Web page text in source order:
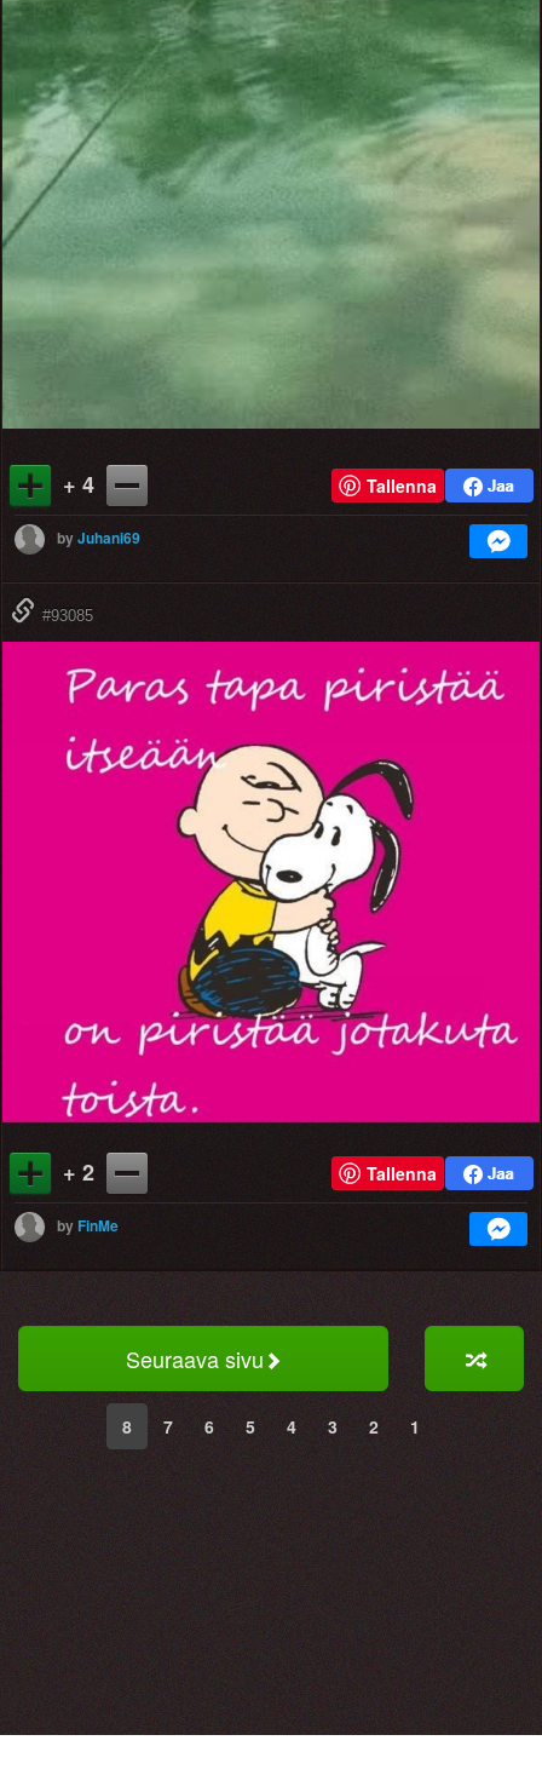
Video
+ 4 Tallenna
byJuhani69
#93085
+ 2 Tallenna
byFinMe
Seuraava sivu
8 7 6 5 4 3 2 1